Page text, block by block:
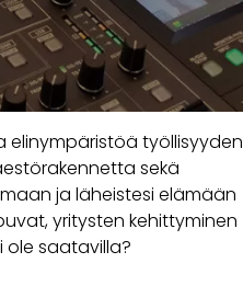
elinympäristöä työllisyyden
sekä
ja läheistesi elämään
yritysten kehittyminen
saatavilla?